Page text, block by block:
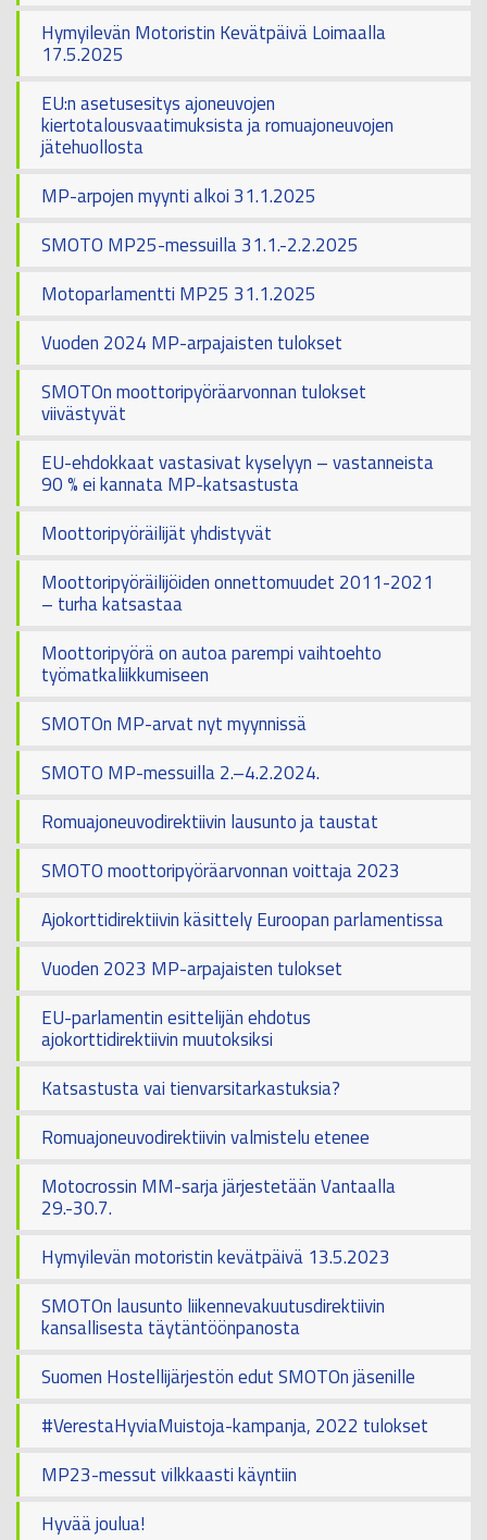
Hymyilevän Motoristin Kevätpäivä Loimaalla
17.5.2025
EU:n asetusesitys ajoneuvojen
kiertotalousvaatimuksista ja romuajoneuvojen
jätehuollosta
MP-arpojen myynti alkoi 31.1.2025
SMOTO MP25-messuilla 31.1.-2.2.2025
Motoparlamentti MP25 31.1.2025
Vuoden 2024 MP-arpajaisten tulokset
SMOTOn moottoripyöräarvonnan tulokset
viivästyvät
EU-ehdokkaat vastasivat kyselyyn – vastanneista
90 % ei kannata MP-katsastusta
Moottoripyöräilijät yhdistyvät
Moottoripyöräilijöiden onnettomuudet 2011-2021
– turha katsastaa
Moottoripyörä on autoa parempi vaihtoehto
työmatkaliikkumiseen
SMOTOn MP-arvat nyt myynnissä
SMOTO MP-messuilla 2.–4.2.2024.
Romuajoneuvodirektiivin lausunto ja taustat
SMOTO moottoripyöräarvonnan voittaja 2023
Ajokorttidirektiivin käsittely Euroopan parlamentissa
Vuoden 2023 MP-arpajaisten tulokset
EU-parlamentin esittelijän ehdotus
ajokorttidirektiivin muutoksiksi
Katsastusta vai tienvarsitarkastuksia?
Romuajoneuvodirektiivin valmistelu etenee
Motocrossin MM-sarja järjestetään Vantaalla
29.-30.7.
Hymyilevän motoristin kevätpäivä 13.5.2023
SMOTOn lausunto liikennevakuutusdirektiivin
kansallisesta täytäntöönpanosta
Suomen Hostellijärjestön edut SMOTOn jäsenille
#VerestaHyviaMuistoja-kampanja, 2022 tulokset
MP23-messut vilkkaasti käyntiin
Hyvää joulua!